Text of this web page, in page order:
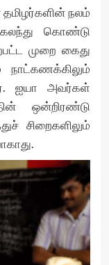
தமிழர்களின் நலம்
கலந்து கொண்டு
முறை கைது
நாட்கணக்கிலும்
ஐயா அவர்கள்
ஒன்றிரண்டு
சிறைகளிலும்